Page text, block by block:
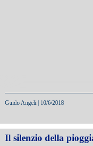
Guido Angeli
10/6/2018
Il silenzio della